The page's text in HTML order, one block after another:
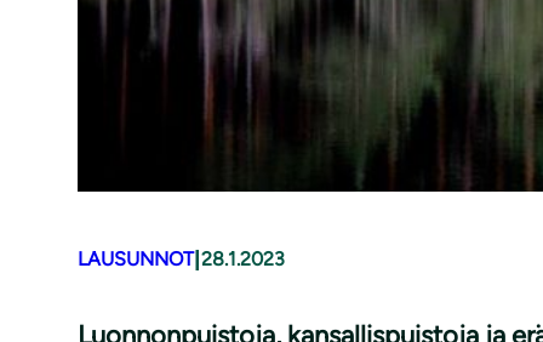
LAUSUNNOT|28.1.2023
Luonnonpuistoja, kan­sal­lis­puis­to­ja ja